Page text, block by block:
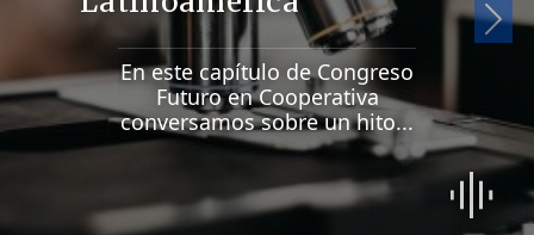
En este capítulo de Congreso
Futuro en Cooperativa
conversamos sobre un hito...